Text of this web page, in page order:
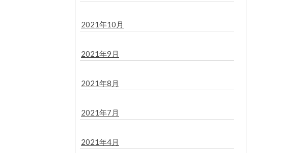
2021年10月
2021年9月
2021年8月
2021年7月
2021年4月